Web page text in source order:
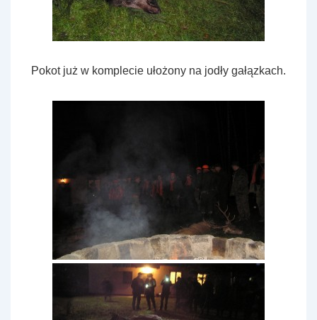
Pokot już w komplecie ułożony na jodły gałązkach.